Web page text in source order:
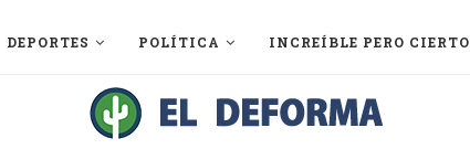
DEPORTES POLÍTICA INCREÍBLE PERO CIERTO